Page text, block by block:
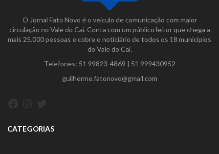
O Jornal Fato Novo é o veículo de comunicação com maior
circulação no Vale do Caí. Conta com um público leitor que chega a
mais 25.000 pessoas e cobre o noticiário de todos os 18 municípios
do Vale do Caí.
Telefones: 51 99823-4869 | 51 999430952
guilherme.fatonovo@gmail.com
CATEGORIAS